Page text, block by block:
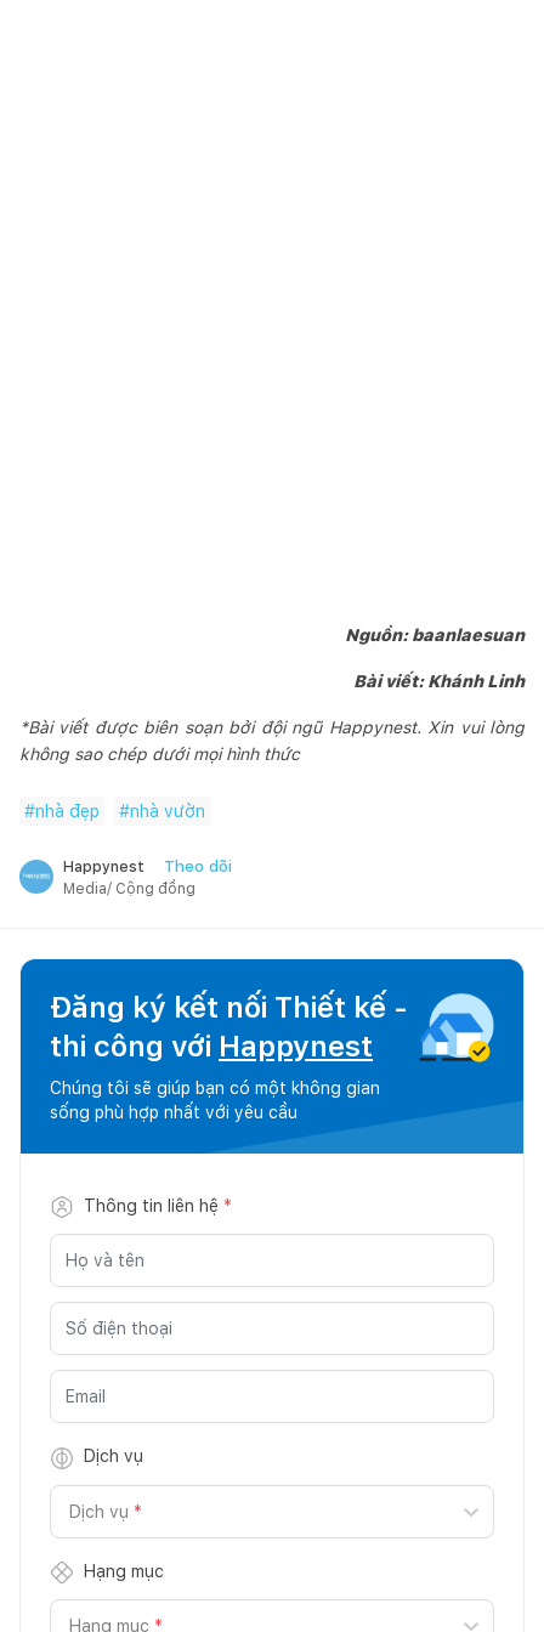
Nguồn: baanlaesuan
Bài viết: Khánh Linh
*Bài viết được biên soạn bởi đội ngũ Happynest. Xin vui lòng
không sao chép dưới mọi hình thức
#nhà đẹp #nhà vườn
Happynest Theo dõi
Media/ Cộng đồng
Đăng ký kết nối Thiết kế -
thi công với Happynest
Chúng tôi sẽ giúp bạn có một không gian
sống phù hợp nhất với yêu cầu
Thông tin liên hệ *
Dịch vụ
Dịch vụ *
Hạng mục
Hạng mục *